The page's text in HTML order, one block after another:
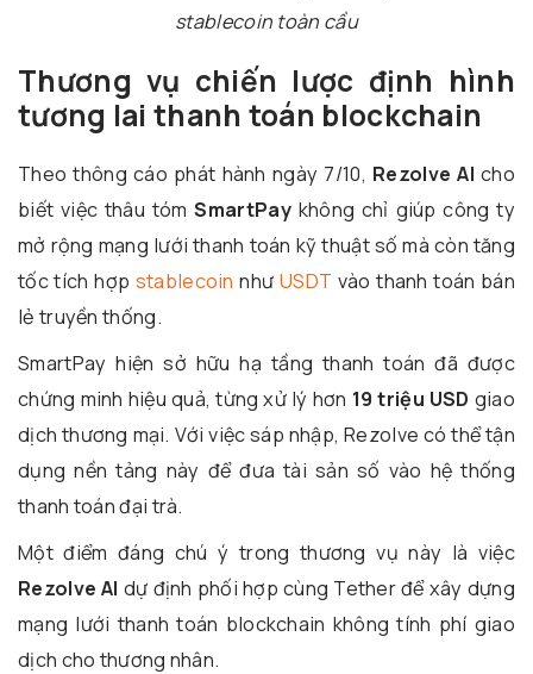
stablecoin toàn cầu
Thương vụ chiến lược định hình
tương lai thanh toán blockchain
Theo thông cáo phát hành ngày 7/10, Rezolve AI cho
biết việc thâu tómSmartPaykhông chỉ giúp công ty
mở rộng mạng lưới thanh toán kỹ thuật số mà còn tăng
tốc tích hợp stablecoin như USDT vào thanh toán bán
lẻ truyền thống.
SmartPay hiện sở hữu hạ tầng thanh toán đã được
chứng minh hiệu quả, từng xử lý hơn 19 triệu USD giao
dịch thương mại. Với việc sáp nhập, Rezolve có thể tận
dụng nền tảng này để đưa tài sản số vào hệ thống
thanh toán đại trà.
Một điểm đáng chú ý trong thương vụ này là việc
Rezolve AI dự định phối hợp cùng Tether để xây dựng
mạng lưới thanh toán blockchain không tính phí giao
dịch cho thương nhân.